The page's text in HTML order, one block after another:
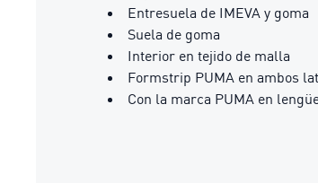
Entresuela de IMEVA y goma
Suela de goma
Interior en tejido de malla
Formstrip PUMA en ambos
Con la marca PUMA en